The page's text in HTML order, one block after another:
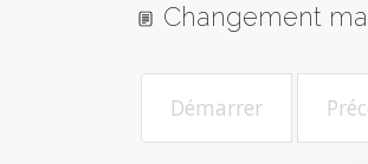
Changement
Démarrer